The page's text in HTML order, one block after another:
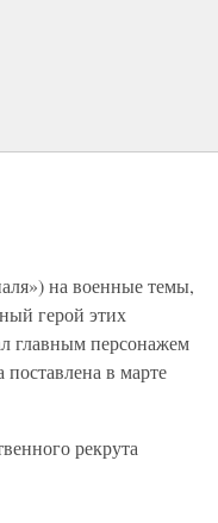
на военные темы,
герой этих
главным персонажем
в марте
рекрута